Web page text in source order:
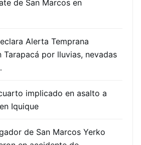
de San Marcos en
Alerta Temprana
Tarapacá por lluvias, nevadas
implicado en asalto a
Iquique
de San Marcos Yerko